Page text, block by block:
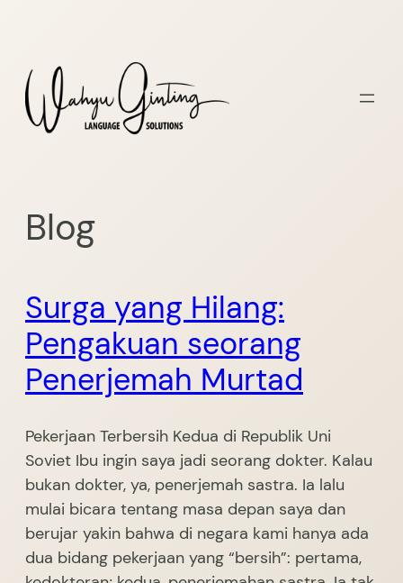
content
Blog
Surga yang Hilang:
Pengakuan seorang
Penerjemah Murtad
Pekerjaan Terbersih Kedua di Republik Uni
Soviet Ibu ingin saya jadi seorang dokter. Kalau
bukan dokter, ya, penerjemah sastra. Ia lalu
mulai bicara tentang masa depan saya dan
berujar yakin bahwa di negara kami hanya ada
dua bidang pekerjaan yang “bersih”: pertama,